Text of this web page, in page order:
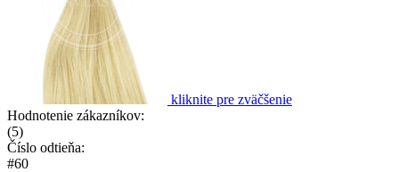
kliknite pre zväčšenie
Hodnotenie zákazníkov:
(5)
Číslo odtieňa:
#60